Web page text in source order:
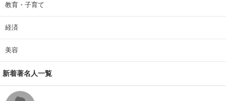
教育・子育て
経済
美容
新着著名人一覧